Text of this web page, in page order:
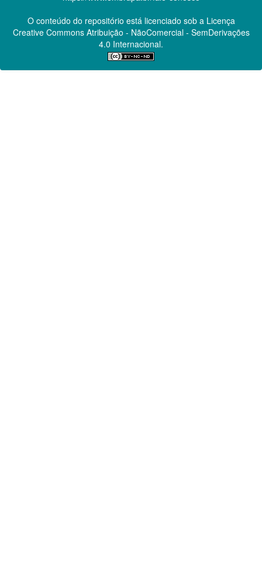
O conteúdo do repositório está licenciado sob a Licença
Creative CommonsAtribuição - NãoComercial - SemDerivações
4.0 Internacional.